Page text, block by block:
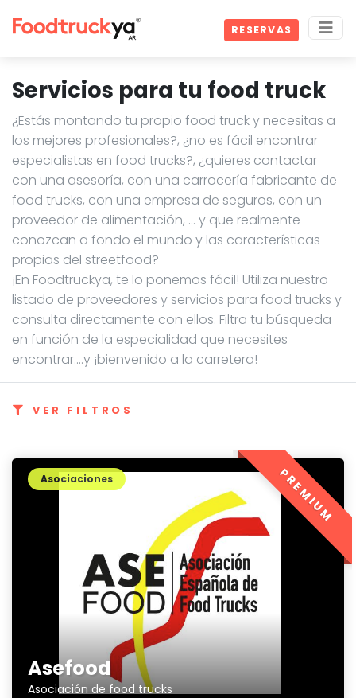
RESERVAS
Servicios para tu food truck
¿Estás montando tu propio food truck y necesitas a
los mejores profesionales?, ¿no es fácil encontrar
especialistas en food trucks?, ¿quieres contactar
con una asesoría, con una carrocería fabricante de
food trucks, con una empresa de seguros, con un
proveedor de alimentación, … y que realmente
conozcan a fondo el mundo y las características
propias del streetfood?
¡En Foodtruckya, te lo ponemos fácil! Utiliza nuestro
listado de proveedores y servicios para food trucks y
consulta directamente con ellos. Filtra tu búsqueda
en función de la especialidad que necesites
encontrar....y ¡bienvenido a la carretera!
VER FILTROS
Asefood
Asociación de food trucks
Asociaciones PREMIUM